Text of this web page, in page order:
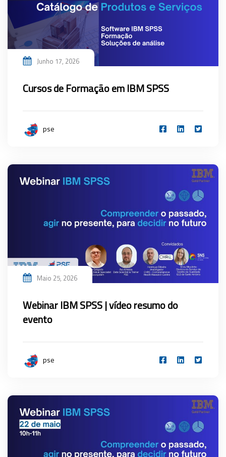
Junho 17, 2026
Cursos de Formação em IBM SPSS
pse
Maio 25, 2026
Webinar IBM SPSS | vídeo resumo do
evento
pse